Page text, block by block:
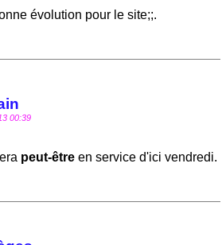
évolution pour le site;;.
00:39
peut-être en service d'ici vendredi.